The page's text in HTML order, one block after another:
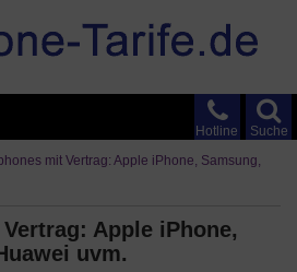
Suche
Hotline
mit Vertrag: Apple iPhone, Samsung,
Apple iPhone,
uvm.